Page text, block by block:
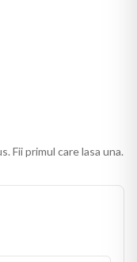
Fii primul care lasa una.